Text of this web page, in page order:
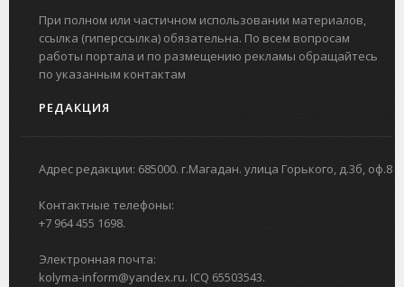
При полном или частичном использовании материалов,
ссылка (гиперссылка) обязательна. По всем вопросам
работы портала и по размещению рекламы обращайтесь
по указанным контактам
РЕДАКЦИЯ
Адрес редакции: 685000. г.Магадан. улица Горького, д.3б, оф.8
Контактные телефоны:
+7 964 455 1698.
Электронная почта:
kolyma-inform@yandex.ru. ICQ 65503543.